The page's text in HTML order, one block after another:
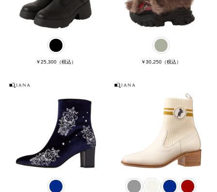
￥25,300 （税込） ￥30,250（税込）